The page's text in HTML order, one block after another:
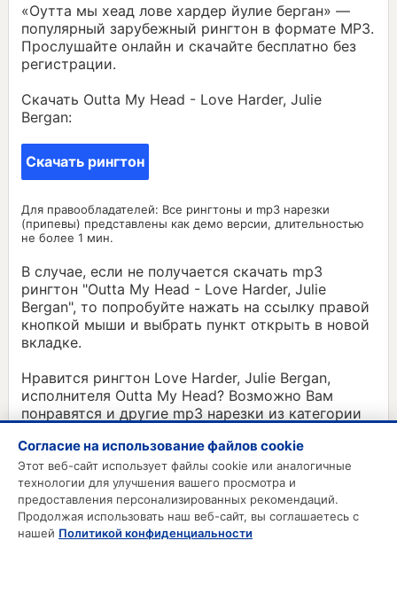
«Оутта мы хеад лове хардер йулие берган» —
популярный зарубежный рингтон в формате MP3.
Прослушайте онлайн и скачайте бесплатно без
регистрации.
Скачать Outta My Head - Love Harder, Julie
Bergan:
Скачать рингтон
Для правообладателей: Все рингтоны и mp3 нарезки
(припевы) представлены как демо версии, длительностью
не более 1 мин.
В случае, если не получается скачать mp3
рингтон "Outta My Head - Love Harder, Julie
Bergan", то попробуйте нажать на ссылку правой
кнопкой мыши и выбрать пункт открыть в новой
вкладке.
Нравится рингтон Love Harder, Julie Bergan,
исполнителя Outta My Head? Возможно Вам
понравятся и другие mp3 нарезки из категории
On My Head -Crew 7, Alpha-X
MP3 РИНГТОНЫ
Согласие на использование файлов cookie
Этот веб-сайт использует файлы cookie или аналогичные
технологии для улучшения вашего просмотра и
предоставления персонализированных рекомендаций.
Продолжая использовать наш веб-сайт, вы соглашаетесь с
нашей Политикой конфиденциальности